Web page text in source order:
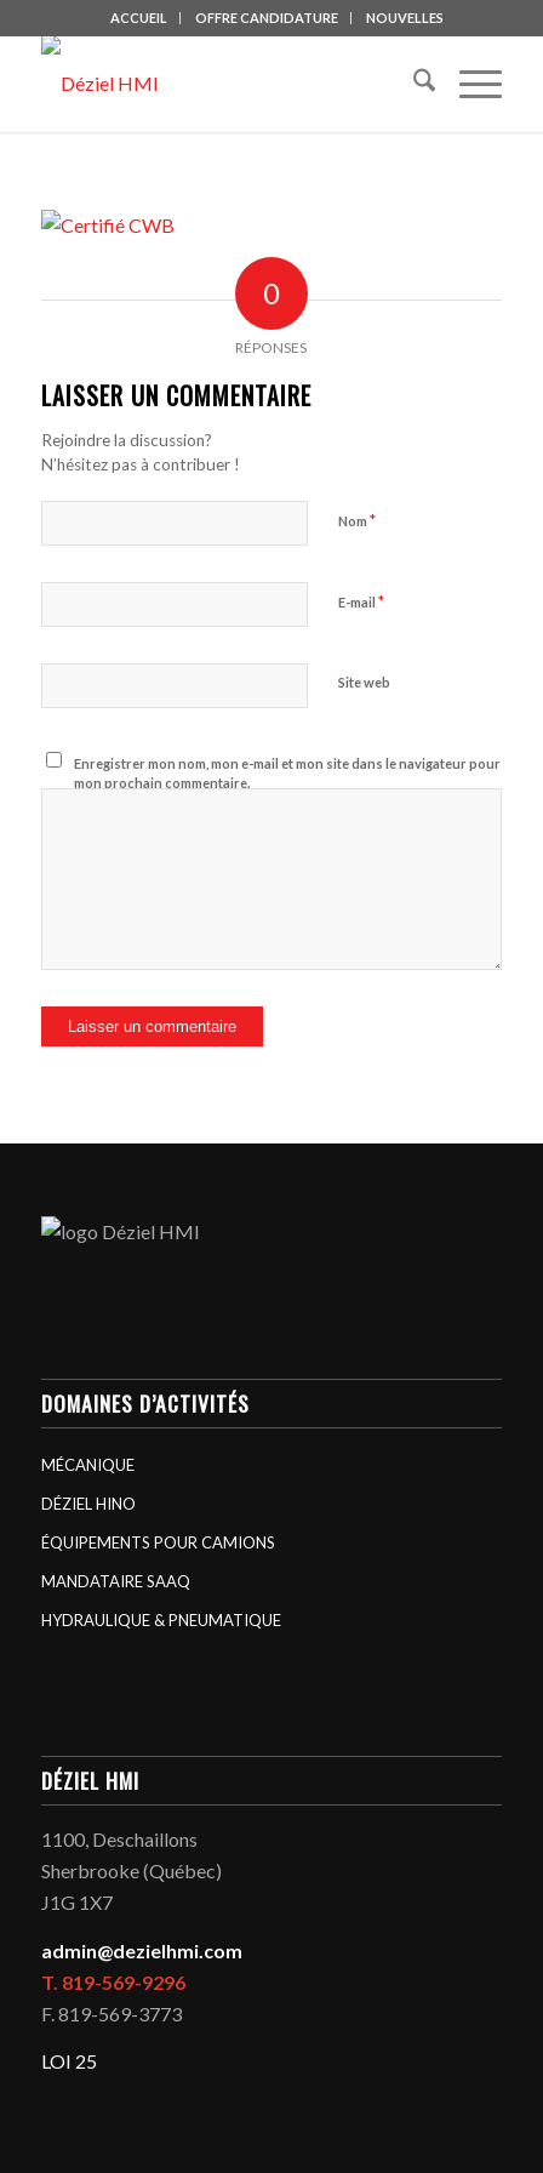
ACCUEIL OFFRE CANDIDATURE NOUVELLES
0
RÉPONSES
LAISSER UN COMMENTAIRE
Rejoindre la discussion?
N’hésitez pas à contribuer !
Nom *
E-mail *
Site web
Enregistrer mon nom, mon e-mail et mon site dans le navigateur pour
mon prochain commentaire.
DOMAINES D’ACTIVITÉS
MÉCANIQUE
DÉZIEL HINO
ÉQUIPEMENTS POUR CAMIONS
MANDATAIRE SAAQ
HYDRAULIQUE & PNEUMATIQUE
DÉZIEL HMI
1100, Deschaillons
Sherbrooke (Québec)
J1G 1X7
admin@dezielhmi.com
T. 819-569-9296
F. 819-569-3773
LOI 25